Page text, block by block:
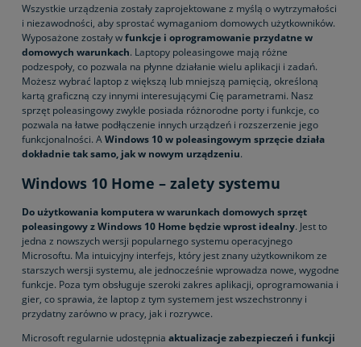
Wszystkie urządzenia zostały zaprojektowane z myślą o wytrzymałości
i niezawodności, aby sprostać wymaganiom domowych użytkowników.
Wyposażone zostały wfunkcje i oprogramowanie przydatne w
domowych warunkach. Laptopy poleasingowe mają różne
podzespoły, co pozwala na płynne działanie wielu aplikacji i zadań.
Możesz wybrać laptop z większą lub mniejszą pamięcią, określoną
kartą graficzną czy innymi interesującymi Cię parametrami. Nasz
sprzęt poleasingowy zwykle posiada różnorodne porty i funkcje, co
pozwala na łatwe podłączenie innych urządzeń i rozszerzenie jego
funkcjonalności. AWindows 10 w poleasingowym sprzęcie działa
dokładnie tak samo, jak w nowym urządzeniu.
Windows 10 Home – zalety systemu
Do użytkowania komputera w warunkach domowych sprzęt
poleasingowy z Windows 10 Home będzie wprost idealny. Jest to
jedna z nowszych wersji popularnego systemu operacyjnego
Microsoftu. Ma intuicyjny interfejs, który jest znany użytkownikom ze
starszych wersji systemu, ale jednocześnie wprowadza nowe, wygodne
funkcje. Poza tym obsługuje szeroki zakres aplikacji, oprogramowania i
gier, co sprawia, że laptop z tym systemem jest wszechstronny i
przydatny zarówno w pracy, jak i rozrywce.
Microsoft regularnie udostępnia aktualizacje zabezpieczeń i funkcji